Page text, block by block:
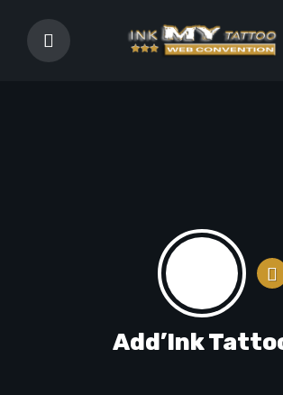
Add’Ink